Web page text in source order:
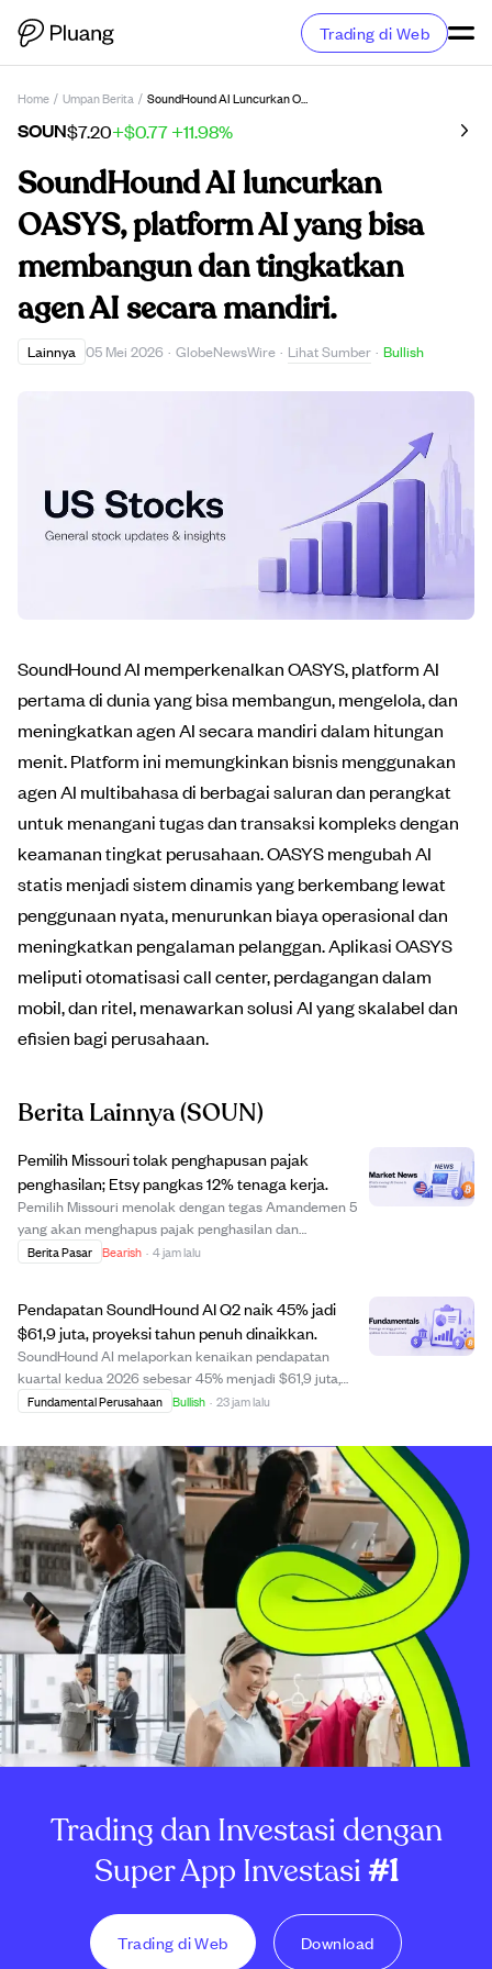
Trading di Web
Home / Umpan Berita / SoundHound AI Luncurkan OASYS, Platform AI Yang Bisa Membangun Dan Tingkatkan Agen AI Secara Mandiri.
SOUN$7.20+$0.77+11.98%
SoundHound AI luncurkan
OASYS, platform AI yang bisa
membangun dan tingkatkan
agen AI secara mandiri.
Lainnya 05 Mei 2026 · GlobeNewsWire · Lihat Sumber · Bullish
SoundHound AI memperkenalkan OASYS, platform AI
pertama di dunia yang bisa membangun, mengelola, dan
meningkatkan agen AI secara mandiri dalam hitungan
menit. Platform ini memungkinkan bisnis menggunakan
agen AI multibahasa di berbagai saluran dan perangkat
untuk menangani tugas dan transaksi kompleks dengan
keamanan tingkat perusahaan. OASYS mengubah AI
statis menjadi sistem dinamis yang berkembang lewat
penggunaan nyata, menurunkan biaya operasional dan
meningkatkan pengalaman pelanggan. Aplikasi OASYS
meliputi otomatisasi call center, perdagangan dalam
mobil, dan ritel, menawarkan solusi AI yang skalabel dan
efisien bagi perusahaan.
Berita Lainnya(SOUN)
Pemilih Missouri tolak penghapusan pajak
penghasilan; Etsy pangkas 12% tenaga kerja.
Pemilih Missouri menolak dengan tegas Amandemen 5
yang akan menghapus pajak penghasilan dan
memperluas pajak penjualan karena kekhawatiran
atau 12% tenaga kerja...
Berita Pasar Bearish · 4 jam lalu
Pendapatan SoundHound AI Q2 naik 45% jadi
$61,9 juta, proyeksi tahun penuh dinaikkan.
SoundHound AI melaporkan kenaikan pendapatan
kuartal kedua 2026 sebesar 45% menjadi $61,9 juta,
didorong oleh adopsi kuat platform AI OASYS di sektor
profitabilitas utama meski mengalami rugi bersih GAAP
seb...
Fundamental Perusahaan Bullish · 23 jam lalu
Trading dan Investasi dengan
Super App Investasi#1
Trading di Web Download